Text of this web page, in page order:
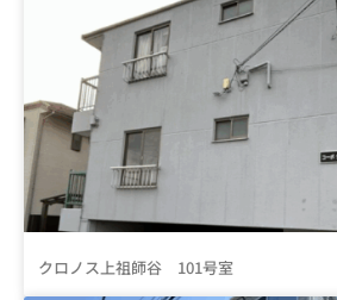
クロノス上祖師谷 101号室